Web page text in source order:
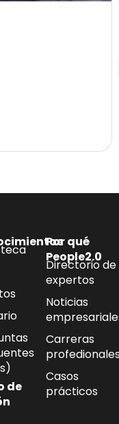
de
Por qué
People2.0
Directorio de
expertos
Noticias
Carreras
Casos
prácticos